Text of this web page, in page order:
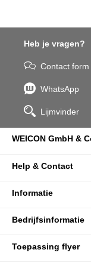
Heb je vragen?
Contact form
WhatsApp
Lijmvinder
WEICON GmbH &
Help & Contact
Informatie
Bedrijfsinformatie
Toepassing flyer